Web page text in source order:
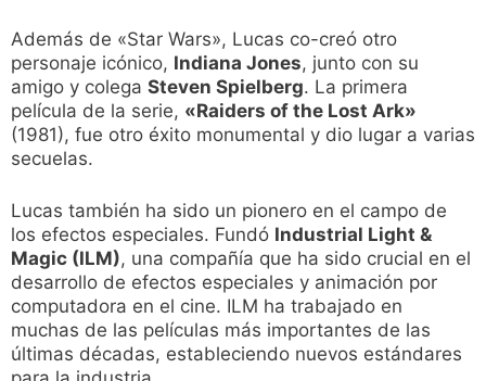
Además de «Star Wars», Lucas co-creó otro
personaje icónico, Indiana Jones, junto con su
amigo y colega Steven Spielberg. La primera
película de la serie, «Raiders of the Lost Ark»
(1981), fue otro éxito monumental y dio lugar a varias
secuelas.
Lucas también ha sido un pionero en el campo de
los efectos especiales. Fundó Industrial Light &
Magic (ILM), una compañía que ha sido crucial en el
desarrollo de efectos especiales y animación por
computadora en el cine. ILM ha trabajado en
muchas de las películas más importantes de las
últimas décadas, estableciendo nuevos estándares